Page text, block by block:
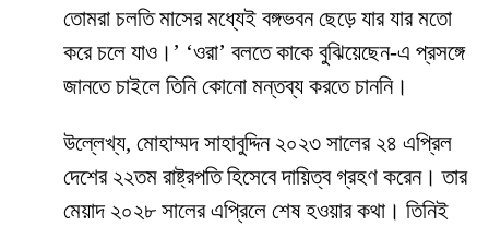
তোমরা চলতি মাসের মধ্যেই বঙ্গভবন ছেড়ে যার যার মতো
করে চলে যাও।’ ‘ওরা’ বলতে কাকে বুঝিয়েছেন-এ প্রসঙ্গে
জানতে চাইলে তিনি কোনো মন্তব্য করতে চাননি।
উল্লেখ্য, মোহাম্মদ সাহাবুদ্দিন ২০২৩ সালের ২৪ এপ্রিল
দেশের ২২তম রাষ্ট্রপতি হিসেবে দায়িত্ব গ্রহণ করেন। তার
মেয়াদ ২০২৮ সালের এপ্রিলে শেষ হওয়ার কথা। তিনিই